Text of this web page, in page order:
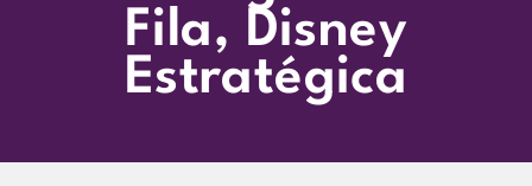
Fila, Disney
Estratégica